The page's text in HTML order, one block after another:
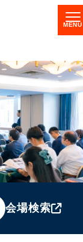
会場検索